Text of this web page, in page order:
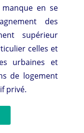
en se
des
supérieur
celles et
urbaines et
de logement
privé.